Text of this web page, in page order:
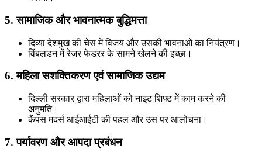
5. सामाजिक और भावनात्मक बुद्धिमत्ता
दिव्या देशमुख की चेस में विजय और उसकी भावनाओं का नियंत्रण।
विंबलडन में रेजर फेडरर के सामने खेलने की इच्छा।
6. महिला सशक्तिकरण एवं सामाजिक उद्यम
दिल्ली सरकार द्वारा महिलाओं को नाइट शिफ्ट में काम करने की
अनुमति।
कैंपस मदर्स आईआईटी की पहल और उस पर आलोचना।
7. पर्यावरण और आपदा प्रबंधन